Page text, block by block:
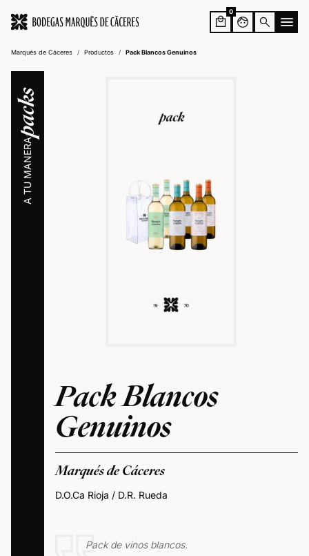
0
face search
Marqués de Cáceres / Productos / Pack Blancos Genuinos
Pack Blancos
Genuinos
Marqués de Cáceres
D.O.Ca Rioja / D.R. Rueda
Pack de vinos blancos.
A TU MANERA
packs